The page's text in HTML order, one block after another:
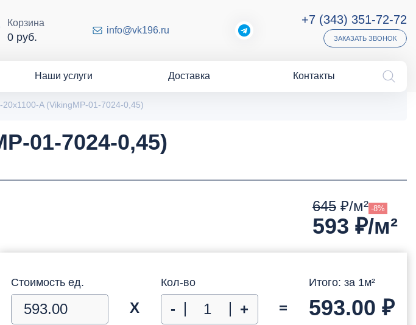
Корзина
0 руб.
info@vk196.ru
+7 (343) 351-72-72
ЗАКАЗАТЬ ЗВОНОК
Наши услуги Доставка Контакты
A (VikingMP-01-7024-0,45)
01-7024-0,45)
645 ₽/м² -8%
593 ₽/м²
Стоимость ед.
Х
Кол-во
- + =
Итого: за 1м²
593.00 ₽